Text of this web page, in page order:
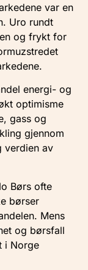
var en
Uro rundt
og frykt for
energi- og
optimisme
gass og
gjennom
verdien av
Børs ofte
børser
Mens
og børsfall
i Norge